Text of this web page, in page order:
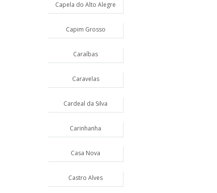
Capela do Alto Alegre
Capim Grosso
Caraíbas
Caravelas
Cardeal da Silva
Carinhanha
Casa Nova
Castro Alves